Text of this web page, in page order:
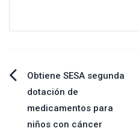
Navegación
de
Obtiene SESA segunda
dotación de
medicamentos para
niños con cáncer